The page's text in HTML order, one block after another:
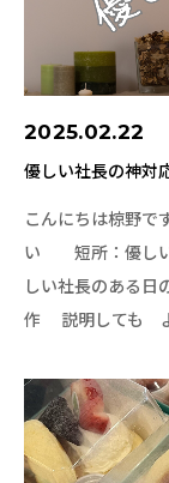
2025.02.22
優しい社長の神対
こんにちは椋野で
い 短所：優しい
しい社長のある日
作 説明しても